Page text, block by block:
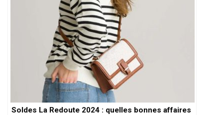
Soldes La Redoute 2024 : quelles bonnes affaires